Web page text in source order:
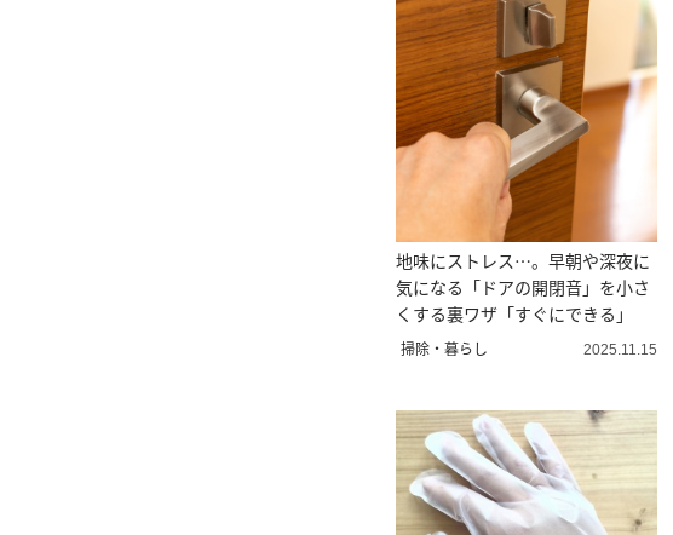
地味にストレス…。早朝や深夜に
気になる「ドアの開閉音」を小さ
くする裏ワザ「すぐにできる」
掃除・暮らし 2025.11.15